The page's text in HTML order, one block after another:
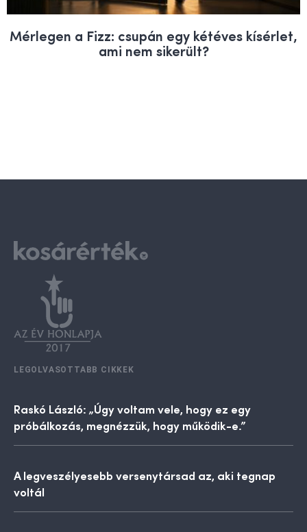
Mérlegen a Fizz: csupán egy kétéves kísérlet,
ami nem sikerült?
LEGOLVASOTTABB CIKKEK
Raskó László: „Úgy voltam vele, hogy ez egy
próbálkozás, megnézzük, hogy működik-e.”
A legveszélyesebb versenytársad az, aki tegnap
voltál